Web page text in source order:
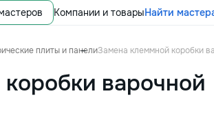
Компании и товарыНайти
плиты и панелиЗамена клеммной коробки
варочной